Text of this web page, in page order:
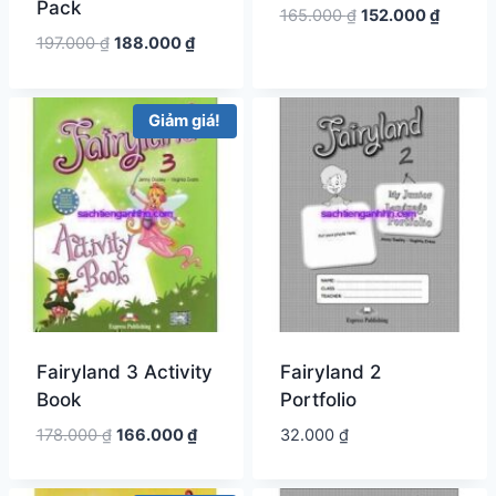
Pack
197.000₫ Giá
là:
197.000 ₫.
188.000₫Giá
tại
là:
188.000 ₫.
165.000₫ Giá
152.000₫Giá
Giảm giá!
Fairyland 3 Activity
Book
178.000₫ Giá
là:
166.000₫Giá
tại
Fairyland 2
Portfolio
32.000 ₫